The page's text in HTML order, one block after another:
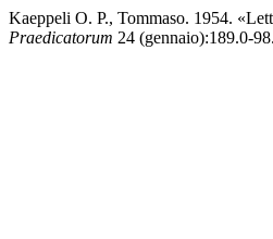
Kaeppeli O. P., Tommaso. 1954.
Praedicatorum 24 (gennaio):189.0-